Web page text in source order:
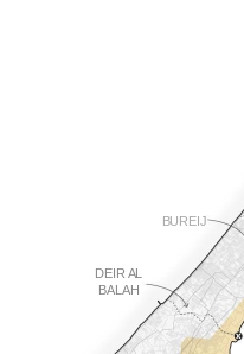
BUREIJ
DEIR AL
BALAH